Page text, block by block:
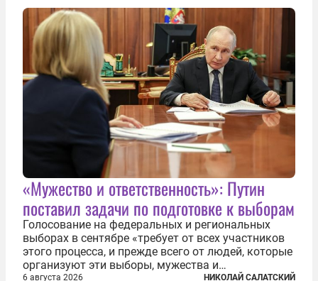
«Дороги развития» подтверждают...
«Мужество и ответственность»: Путин
поставил задачи по подготовке к выборам
Голосование на федеральных и региональных
выборах в сентябре «требует от всех участников
этого процесса, и прежде всего от людей, которые
организуют эти выборы, мужества и
ответственного отношения к формированию
6 августа 2026 НИКОЛАЙ САЛАТСКИЙ